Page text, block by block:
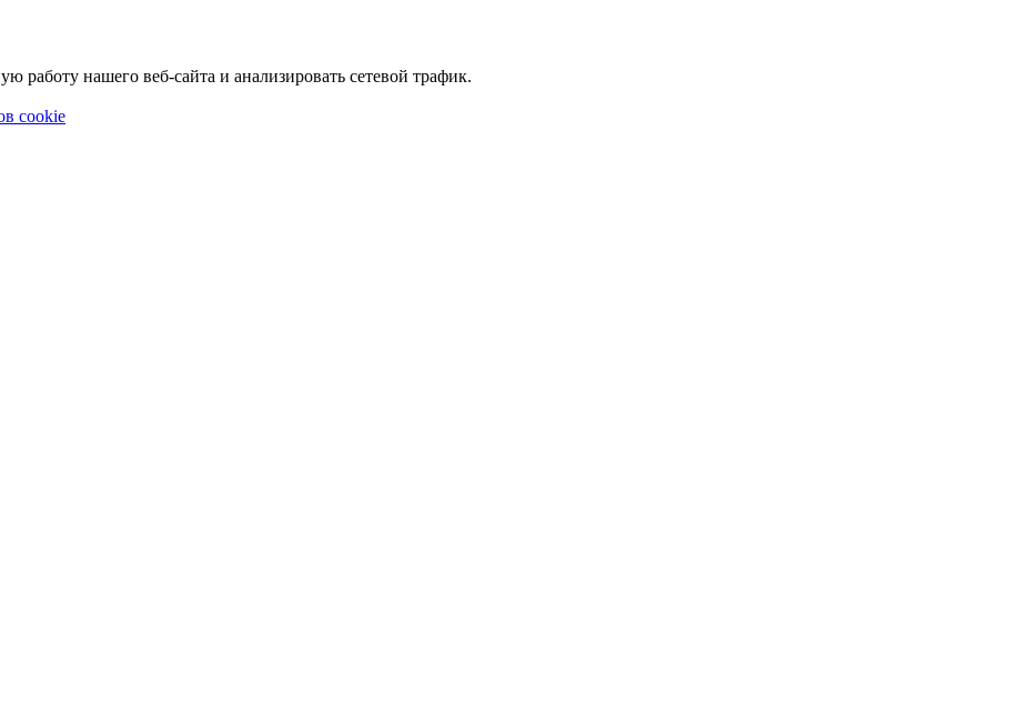
нашего веб-сайта и анализировать сетевой трафик.
cookie